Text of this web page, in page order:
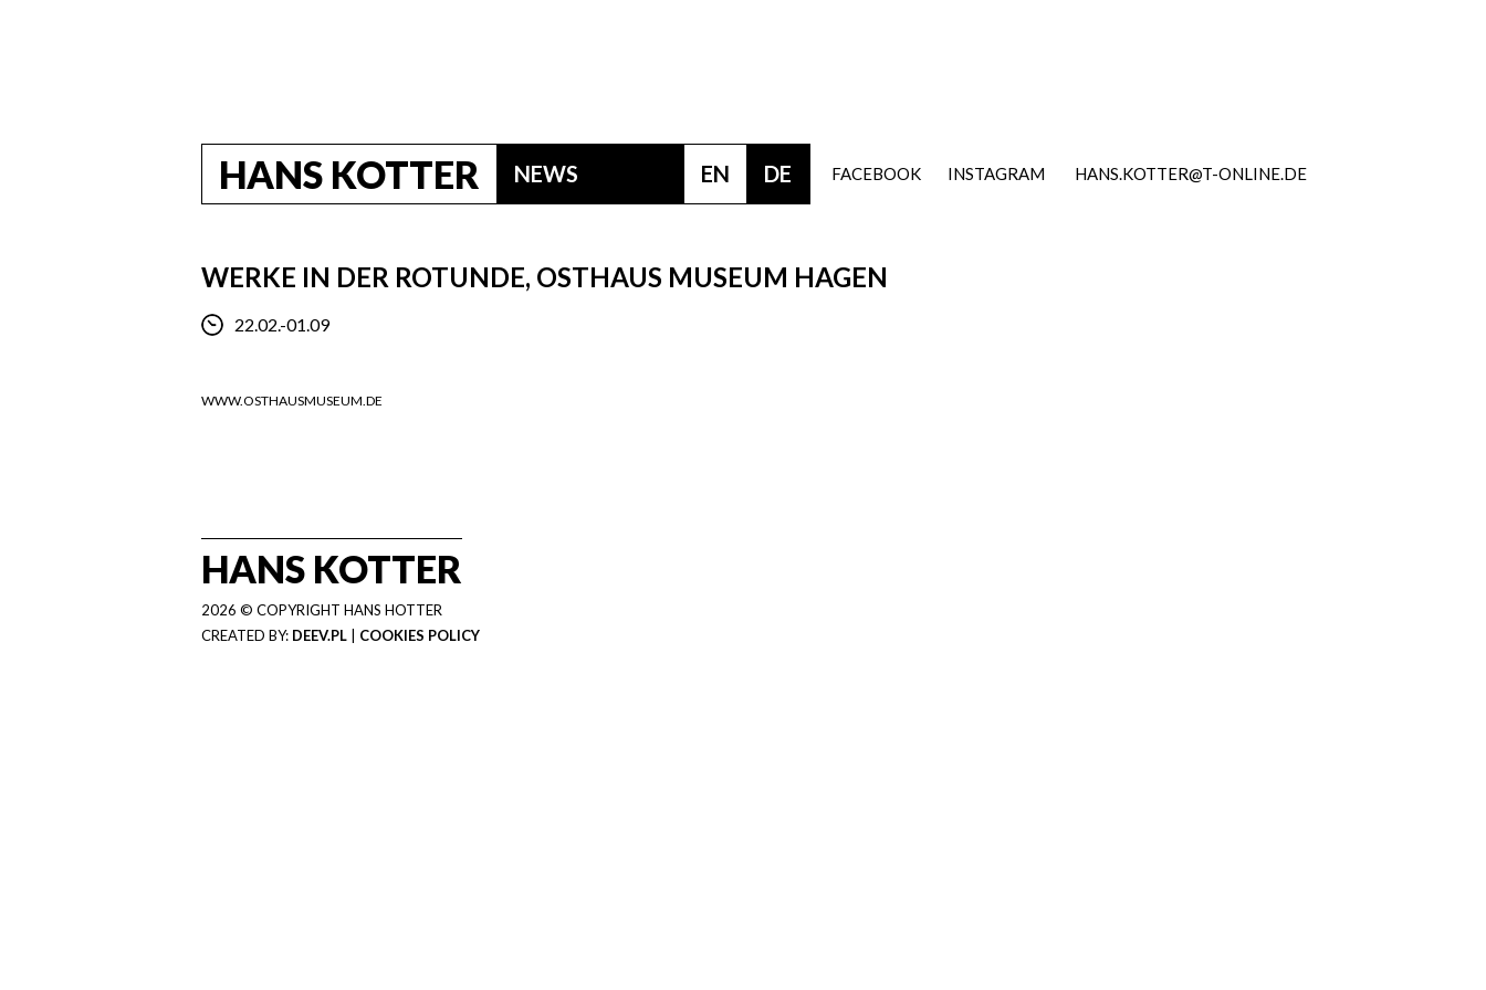
HANS KOTTER NEWS DE
EN INSTAGRAM
FACEBOOK HANS.KOTTER@T-ONLINE.DE
WERKE IN DER ROTUNDE, OSTHAUS MUSEUM HAGEN
22.02.-01.09
WWW.OSTHAUSMUSEUM.DE
HANS KOTTER
2026 © COPYRIGHT HANS HOTTER
CREATED BY: DEEV.PL COOKIES POLICY